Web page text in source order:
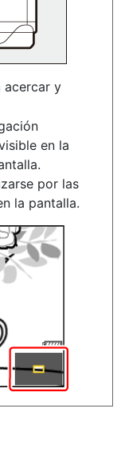
acercar y
en la
por las
la pantalla.